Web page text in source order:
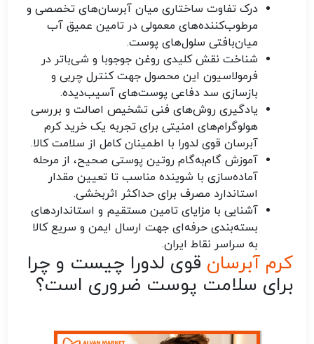
درک تفاوت ساختاری میان آبرسان‌های تخصصی و
مرطوب‌کننده‌های معمولی در تامین عمیق آب
میان‌بافتی سلول‌های پوست.
شناخت نقش کلیدی روغن جوجوبا و شی‌باتر در
فرمولاسیون این محصول جهت کنترل چربی و
بازسازی سد دفاعی پوست‌های آسیب‌دیده.
یادگیری روش‌های فنی تشخیص اصالت و بررسی
هولوگرام‌های امنیتی برای تجربه یک خرید کرم
آبرسان قوی لدورا با اطمینان کامل از سلامت کالا.
آموزش گام‌به‌گام روتین پوستی صحیح، از مرحله
آماده‌سازی با شوینده مناسب تا تعیین مقدار
استاندارد مصرف برای حداکثر اثربخشی.
آشنایی با مزایای تامین مستقیم و استانداردهای
بسته‌بندی حرفه‌ای جهت ارسال ایمن و سریع کالا
به سراسر نقاط ایران.
کرم آبرسان قوی لدورا چیست و چرا
برای سلامت پوست ضروری است؟